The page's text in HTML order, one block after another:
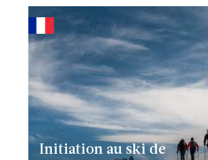
Initiation au ski de